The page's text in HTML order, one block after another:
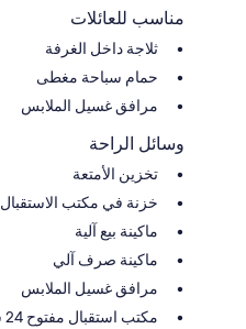
مناسب للعائلات
ثلاجة داخل الغرفة
حمام سباحة مغطى
مرافق غسيل الملابس
وسائل الراحة
تخزين الأمتعة
خزنة في مكتب الاستقبال
ماكينة بيع آلية
ماكينة صرف آلي
مرافق غسيل الملابس
مكتب استقبال مفتوح 24 ساعة